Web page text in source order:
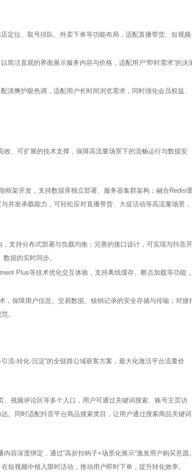
数字技术
定位、取号排队、外卖下单等功能布局，适配直播带货、短视频
简洁直观的界面展示服务内容与价格，适配用户“即时需求”的决
清爽护眼色调，适配用户长时间浏览需求，同时强化会员权益、
、可扩展的技术支撑，保障高流量场景下的流畅运行与数据安
架开发，支持数据库独立部署、服务器集群架构；融合Redis缓
并发承载能力，可轻松应对直播带货、大促活动等高流量场景，
支持分布式部署与负载均衡；完善的接口设计，可实现与抖音开
据的实时同步。
Plus等技术优化交互体验，支持离线缓存、断点加载等功能
，保障用户信息、交易数据、核销记录的安全存储与传输；对接
。
流-转化-沉淀”的全链路公域获客方案，最大化激活平台流量价
视频评论区等多个入口，用户可通过关键词搜索、账号主页访
。同时适配抖音平台商品搜索类目，让用户通过搜索商品关键词
容深度绑定，通过“高折扣钩子+场景化展示”激发用户购买意愿
短视频中植入限时活动，推动用户即时下单，提升转化效率。